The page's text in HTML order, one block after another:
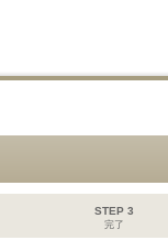
STEP 3
完了